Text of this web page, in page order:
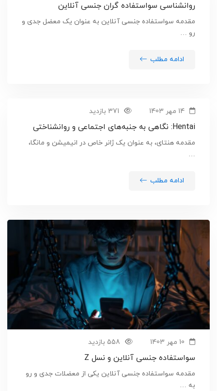
روانشناسی سواستفاده گران جنسی آنلاین
مقدمه سواستفاده جنسی آنلاین به عنوان یک معضل جدی و
رو …
ادامه مطلب
14 مهر 1403 371 بازدید
Hentai: نگاهی به جنبه‌های اجتماعی و روانشناختی
مقدمه هنتای، به عنوان یک ژانر خاص در انیمیشن و مانگا،
…
ادامه مطلب
10 مهر 1403 558 بازدید
سواستفاده جنسی آنلاین و نسل Z
مقدمه سواستفاده جنسی آنلاین یکی از معضلات جدی و رو
به …